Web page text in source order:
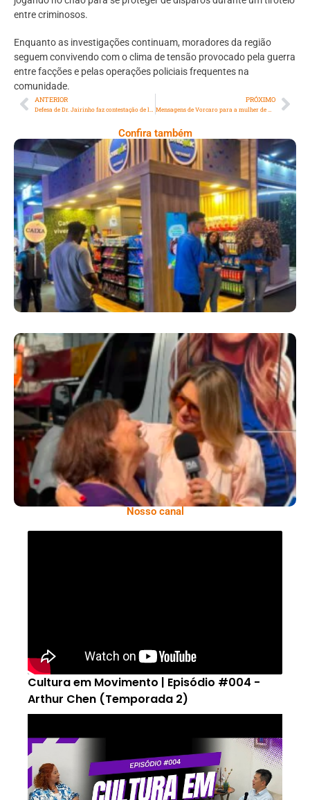
entre criminosos.
Enquanto as investigações continuam, moradores da região
seguem convivendo com o clima de tensão provocado pela guerra
entre facções e pelas operações policiais frequentes na
comunidade.
ANTERIOR
Defesa de Dr. Jairinho faz contestação de laudo da necropsia do menino Henry Borel
PRÓXIMO
Mensagens de Vorcaro para a mulher de Moraes trás duvidas na investigação
Confira também
Cencosud Promove Inovação No Brasil
Com A Participação Do Prezunic No Rio
Innovation Week 2026
​Segurança Pública Lidera Queixas De
Moradores Do Rio Em Escuta Promovida Por
Antônia Fontenelle
Nosso canal
Cultura em Movimento | Episódio #004 -
Arthur Chen (Temporada 2)